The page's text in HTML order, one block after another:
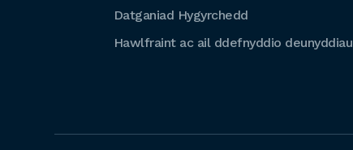
Datganiad Hygyrchedd
Hawlfraint ac ail ddefnyddio deunyddiau